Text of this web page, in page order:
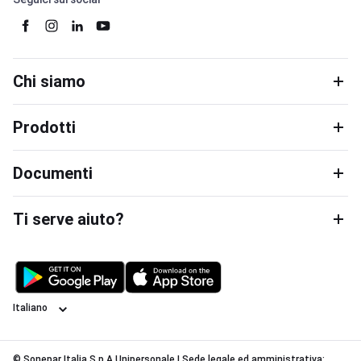
Chi siamo
Prodotti
Documenti
Ti serve aiuto?
Lingua